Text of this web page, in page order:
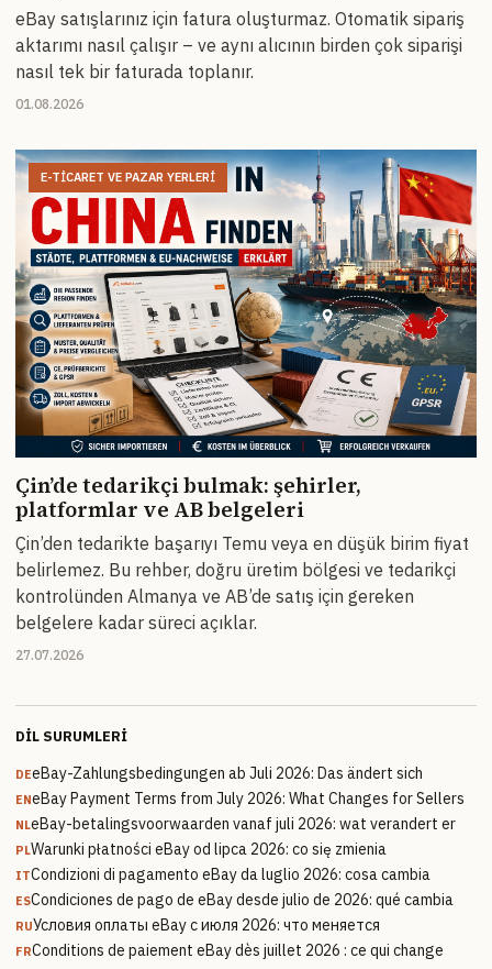
eBay satışlarınız için fatura oluşturmaz. Otomatik sipariş
aktarımı nasıl çalışır – ve aynı alıcının birden çok siparişi
nasıl tek bir faturada toplanır.
01.08.2026
E-TICARET VE PAZAR YERLERI
Çin’de tedarikçi bulmak: şehirler,
platformlar ve AB belgeleri
Çin’den tedarikte başarıyı Temu veya en düşük birim fiyat
belirlemez. Bu rehber, doğru üretim bölgesi ve tedarikçi
kontrolünden Almanya ve AB’de satış için gereken
belgelere kadar süreci açıklar.
27.07.2026
DIL SURUMLERI
DEeBay-Zahlungsbedingungen ab Juli 2026: Das ändert sich
ENeBay Payment Terms from July 2026: What Changes for Sellers
NLeBay-betalingsvoorwaarden vanaf juli 2026: wat verandert er
PLWarunki płatności eBay od lipca 2026: co się zmienia
ITCondizioni di pagamento eBay da luglio 2026: cosa cambia
ESCondiciones de pago de eBay desde julio de 2026: qué cambia
RUУсловия оплаты eBay с июля 2026: что меняется
FRConditions de paiement eBay dès juillet 2026 : ce qui change